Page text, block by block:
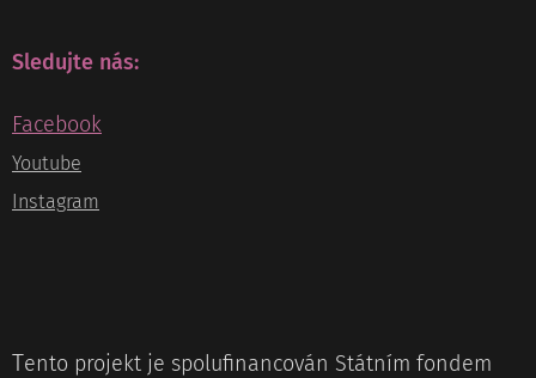
Sledujte nás:
Facebook
Youtube
Instagram
Tento projekt je spolufinancován Státním fondem